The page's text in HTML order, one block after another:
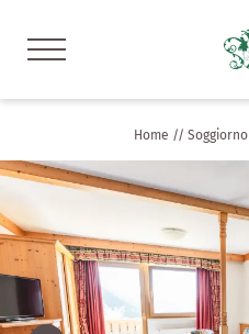
Hotel Oberlehenhof
Soggiorno
Camere e suite
Home // Soggiorno